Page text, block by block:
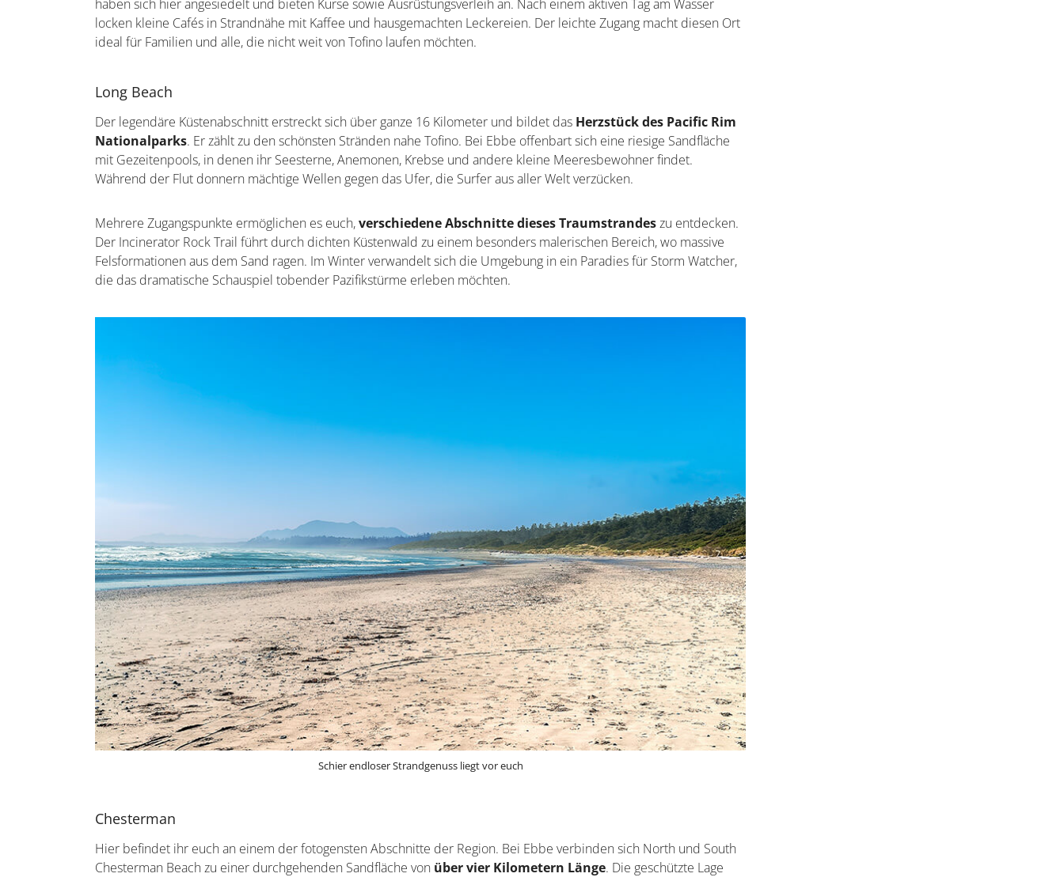
haben sich hier angesiedelt und bieten Kurse sowie Ausrüstungsverleih an. Nach einem aktiven Tag am Wasser
locken kleine Cafés in Strandnähe mit Kaffee und hausgemachten Leckereien. Der leichte Zugang macht diesen Ort
ideal für Familien und alle, die nicht weit von Tofino laufen möchten.
Long Beach
Der legendäre Küstenabschnitt erstreckt sich über ganze 16 Kilometer und bildet das Herzstück des Pacific Rim
Nationalparks. Er zählt zu den schönsten Stränden nahe Tofino. Bei Ebbe offenbart sich eine riesige Sandfläche
mit Gezeitenpools, in denen ihr Seesterne, Anemonen, Krebse und andere kleine Meeresbewohner findet.
Während der Flut donnern mächtige Wellen gegen das Ufer, die Surfer aus aller Welt verzücken.
Mehrere Zugangspunkte ermöglichen es euch,verschiedene Abschnitte dieses Traumstrandeszu entdecken.
Der Incinerator Rock Trail führt durch dichten Küstenwald zu einem besonders malerischen Bereich, wo massive
Felsformationen aus dem Sand ragen. Im Winter verwandelt sich die Umgebung in ein Paradies für Storm Watcher,
die das dramatische Schauspiel tobender Pazifikstürme erleben möchten.
Schier endloser Strandgenuss liegt vor euch
Chesterman
Hier befindet ihr euch an einem der fotogensten Abschnitte der Region. Bei Ebbe verbinden sich North und South
Chesterman Beach zu einer durchgehenden Sandfläche von über vier Kilometern Länge. Die geschützte Lage